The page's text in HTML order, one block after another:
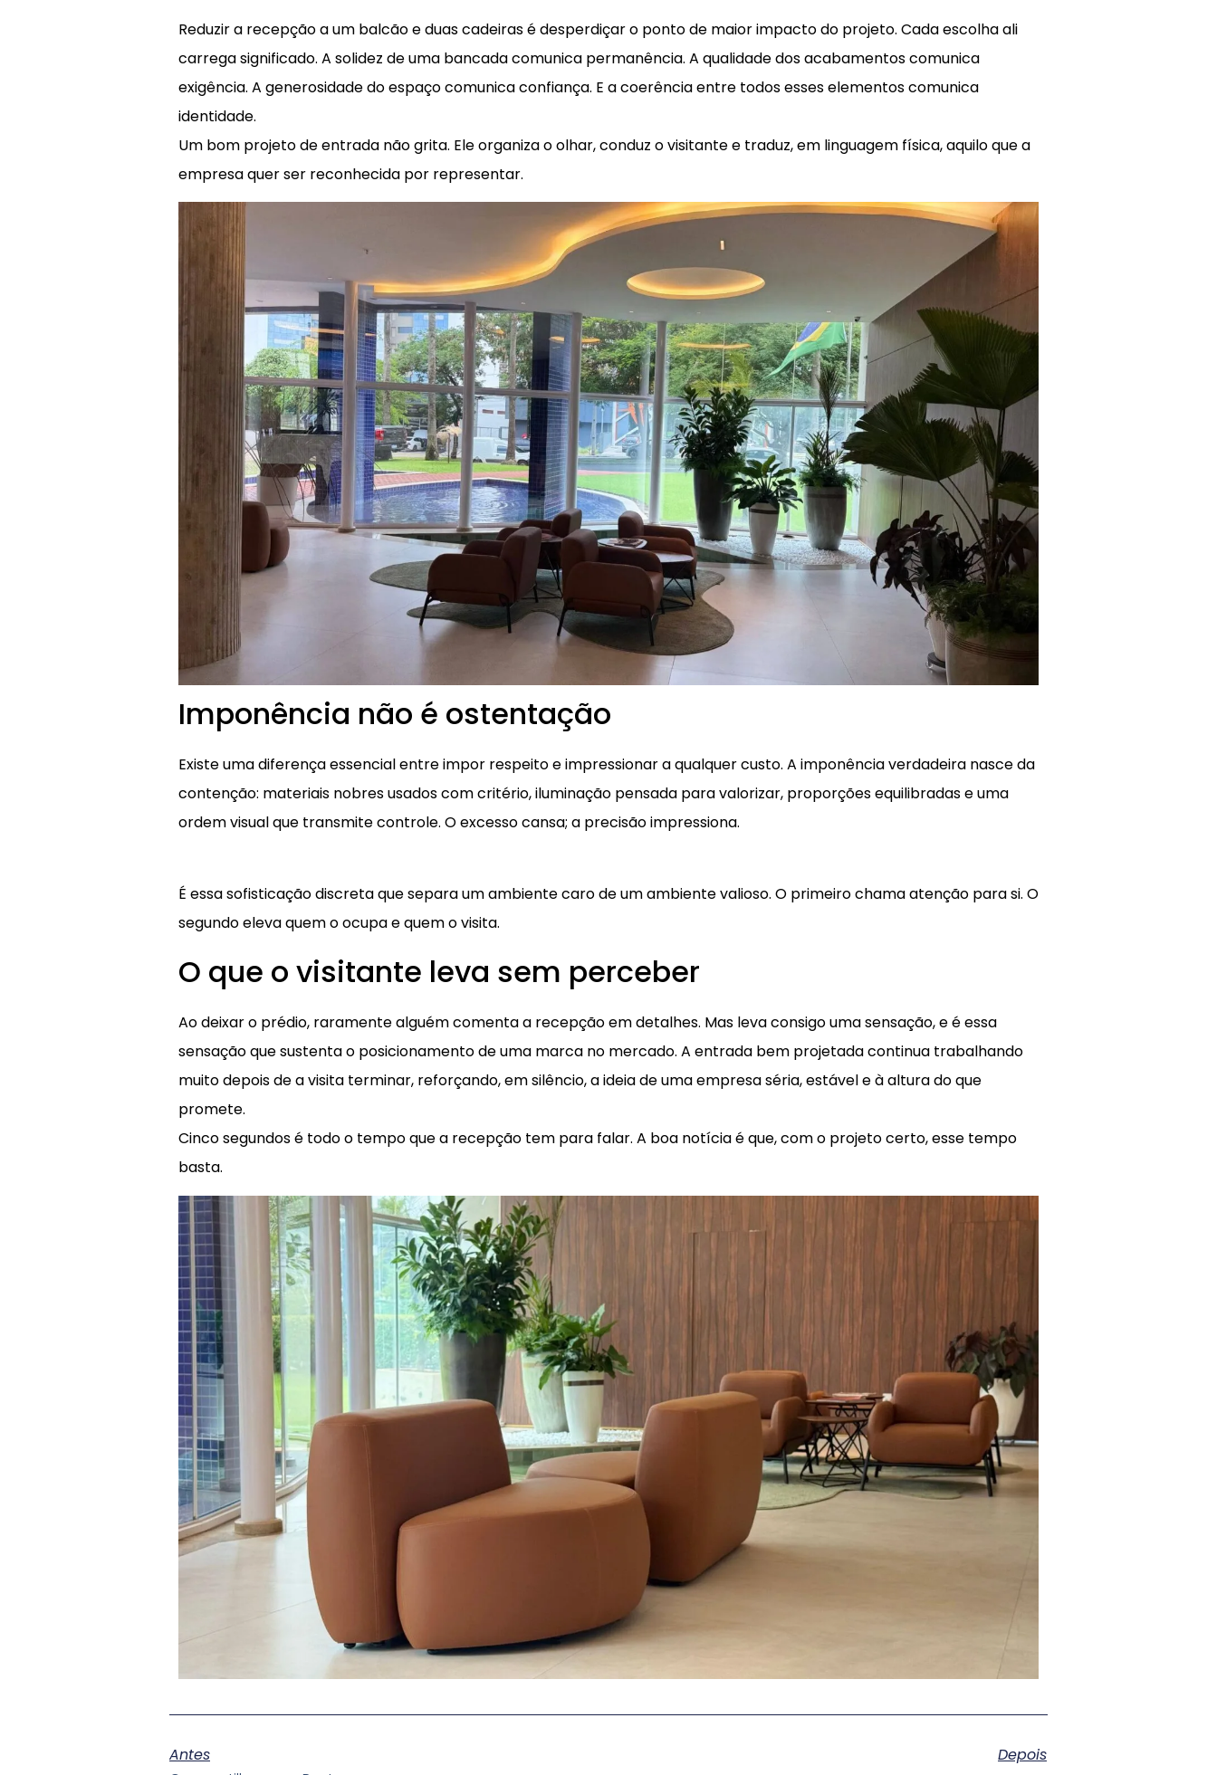
Reduzir a recepção a um balcão e duas cadeiras é desperdiçar o ponto de maior impacto do projeto. Cada escolha ali
carrega significado. A solidez de uma bancada comunica permanência. A qualidade dos acabamentos comunica
exigência. A generosidade do espaço comunica confiança. E a coerência entre todos esses elementos comunica
identidade.
Um bom projeto de entrada não grita. Ele organiza o olhar, conduz o visitante e traduz, em linguagem física, aquilo que a
empresa quer ser reconhecida por representar.
Imponência não é ostentação
Existe uma diferença essencial entre impor respeito e impressionar a qualquer custo. A imponência verdadeira nasce da
contenção: materiais nobres usados com critério, iluminação pensada para valorizar, proporções equilibradas e uma
ordem visual que transmite controle. O excesso cansa; a precisão impressiona.
É essa sofisticação discreta que separa um ambiente caro de um ambiente valioso. O primeiro chama atenção para si. O
segundo eleva quem o ocupa e quem o visita.
O que o visitante leva sem perceber
Ao deixar o prédio, raramente alguém comenta a recepção em detalhes. Mas leva consigo uma sensação, e é essa
sensação que sustenta o posicionamento de uma marca no mercado. A entrada bem projetada continua trabalhando
muito depois de a visita terminar, reforçando, em silêncio, a ideia de uma empresa séria, estável e à altura do que
promete.
Cinco segundos é todo o tempo que a recepção tem para falar. A boa notícia é que, com o projeto certo, esse tempo
basta.
Antes
Depois